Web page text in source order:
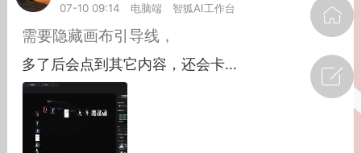
中英翻译
事想用上客户端...
1 22
07-10 09:14 电脑端 智狐AI工作台
需要隐藏画布引导线，
多了后会点到其它内容，还会卡...